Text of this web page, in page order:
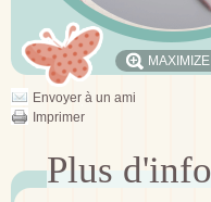
MAXIMIZE
Envoyer à un ami
Imprimer